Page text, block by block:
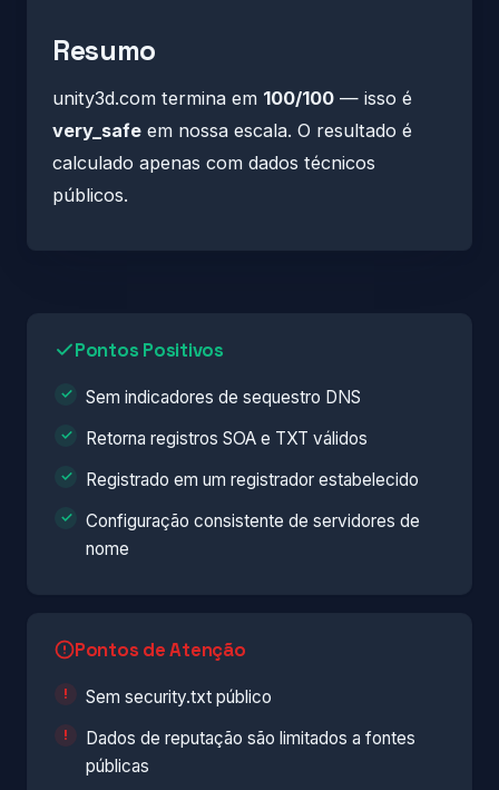
Resumo
unity3d.com termina em 100/100 — isso é
very_safe em nossa escala. O resultado é
calculado apenas com dados técnicos
públicos.
Pontos Positivos
Sem indicadores de sequestro DNS
Retorna registros SOA e TXT válidos
Registrado em um registrador estabelecido
Configuração consistente de servidores de
nome
Pontos de Atenção
Sem security.txt público
Dados de reputação são limitados a fontes
públicas